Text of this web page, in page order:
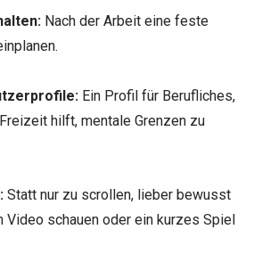
Nach der Arbeit eine feste
Ein Profil für Berufliches,
hilft, mentale Grenzen zu
Statt nur zu scrollen, lieber bewusst
Video schauen oder ein kurzes Spiel